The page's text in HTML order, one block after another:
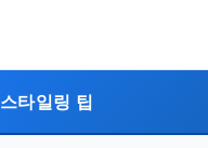
스타일링 팁